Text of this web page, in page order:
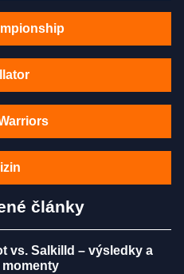
články
vs. Salkilld – výsledky a